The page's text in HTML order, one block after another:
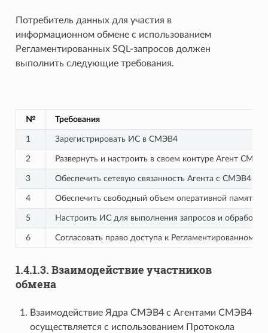
Потребитель данных для участия в
информационном обмене с использованием
Регламентированных SQL-запросов должен
выполнить следующие требования.
№ Требования
1 Зарегистрировать ИС в СМЭВ4
2 Развернуть и настроить в своем контуре Агент
3 Обеспечить сетевую связанность Агента с СМЭВ4
4 Обеспечить свободный объем оперативной памяти
5 Настроить ИС для выполнения запросов и
6 Согласовать право доступа к Регламентированному
1.4.1.3. Взаимодействие участников
обмена
Взаимодействие Ядра СМЭВ4 с Агентами СМЭВ4
осуществляется с использованием Протокола